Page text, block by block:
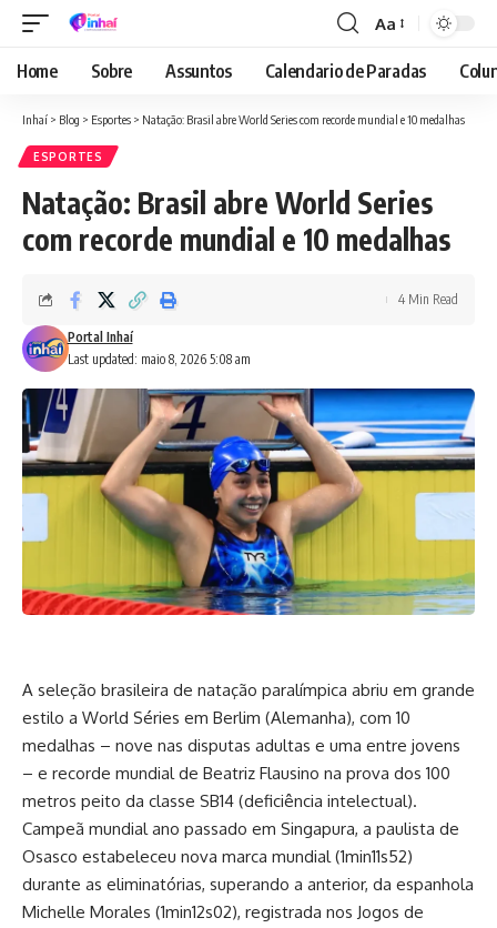
Font
Resizer
Aa
Home Sobre Assuntos Calendario de Paradas
Inhaí > Blog > Esportes > Natação: Brasil abre World Series com recorde mundial e 10 medalhas
ESPORTES
Natação: Brasil abre World Series
com recorde mundial e 10 medalhas
Last updated: maio 8, 2026 5:08 am
Portal Inhaí
4 Min Read
A seleção brasileira de natação paralímpica abriu em grande
estilo a World Séries em Berlim (Alemanha), com 10
medalhas – nove nas disputas adultas e uma entre jovens
– e recorde mundial de Beatriz Flausino na prova dos 100
metros peito da classe SB14 (deficiência intelectual).
Campeã mundial ano passado em Singapura, a paulista de
Osasco estabeleceu nova marca mundial (1min11s52)
durante as eliminatórias, superando a anterior, da espanhola
Michelle Morales (1min12s02), registrada nos Jogos de